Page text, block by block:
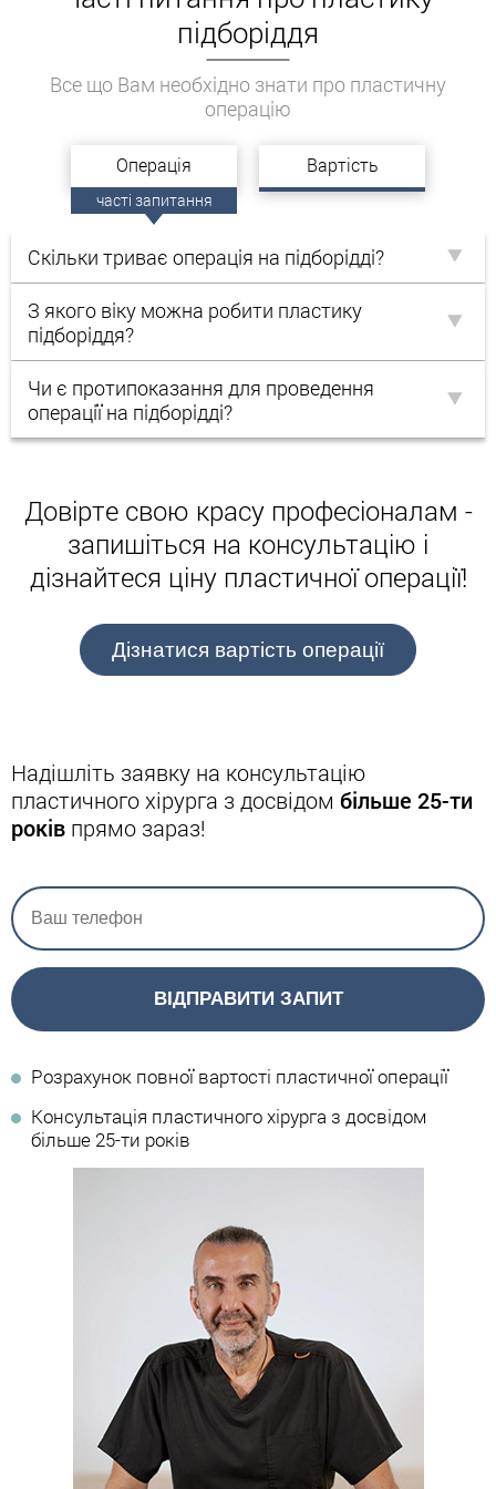
розвитку.
Проблеми зі згортанням крові.
Епілепсія.
Цукровий діабет.
нирок.
Проблеми зі щитовидною залозою.
Перебіг в організмі вірусних і інфекційних
процесів.
Алергія на компоненти анестезії.
Присутність судом.
Наявність ран, подряпин і інших
пошкоджень шкіри в зоні корекції.
Переваги проведення пластики
підборіддя у Андрія Харькова
Чому слід довіритися пластичному хірургу
Андрію Харькову?
Індивідуальний підхід до кожного пацієнта.
Ми пропонуємо найбільш безпечний,
Записуйтеся до одного з кращих пластичних
хірургів Києва та всієї України вже сьогодні!
підборіддя
Все що Вам необхідно знати про пластичну
операцію
Операція
часті запитання
Вартість
Скільки триває операція на підборідді?
З якого віку можна робити пластику
підборіддя?
Чи є протипоказання для проведення
операції на підборідді?
Довірте свою красу професіоналам -
запишіться на консультацію і
дізнайтеся ціну пластичної операції!
Дізнатися вартість операції
Надішліть заявку на консультацію
пластичного хірурга з досвідом більше 25-ти
років прямо зараз!
ВІДПРАВИТИ ЗАПИТ
Розрахунок повної вартості пластичної операції
Консультація пластичного хірурга з досвідом
більше 25-ти років